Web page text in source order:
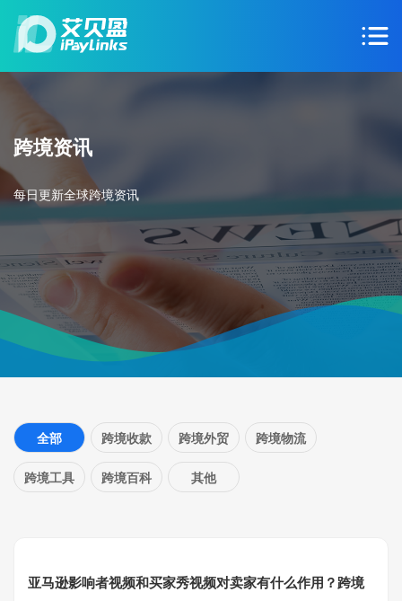
跨境资讯
每日更新全球跨境资讯
全部 跨境收款 跨境外贸 跨境物流
跨境工具 跨境百科 其他
亚马逊影响者视频和买家秀视频对卖家有什么作用？跨境